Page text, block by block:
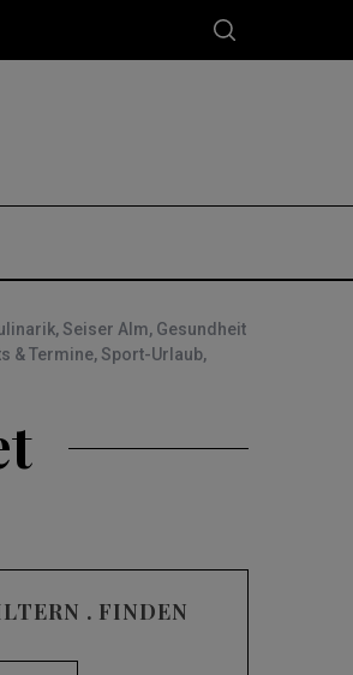
, Seiser Alm, Gesundheit
& Termine, Sport-Urlaub,
. FINDEN